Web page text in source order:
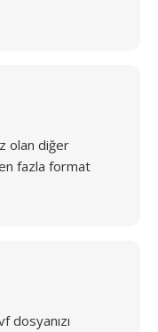
olan diğer
fazla format
dosyanızı